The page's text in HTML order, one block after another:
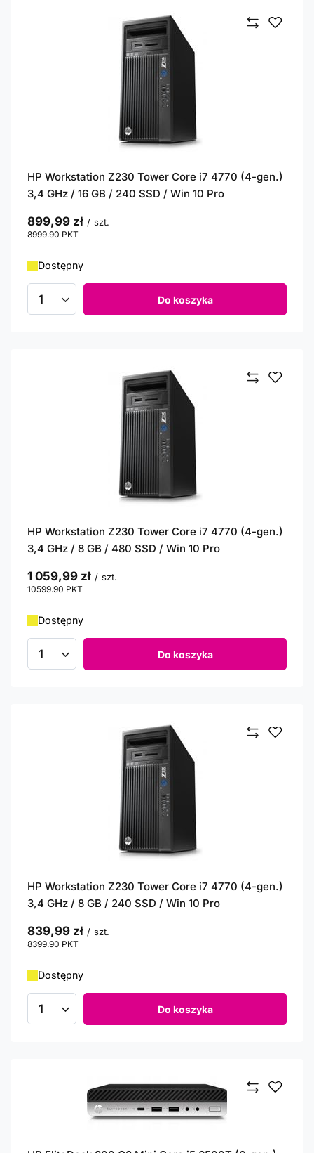
HP Workstation Z230 Tower Core i7 4770 (4-gen.)
3,4 GHz / 16 GB / 240 SSD / Win 10 Pro
899,99 zł / szt.
8999.90 PKT
Dostępny
Ilość produktów Do koszyka
HP Workstation Z230 Tower Core i7 4770 (4-gen.)
3,4 GHz / 8 GB / 480 SSD / Win 10 Pro
1 059,99 zł / szt.
10599.90 PKT
Dostępny
Ilość produktów Do koszyka
HP Workstation Z230 Tower Core i7 4770 (4-gen.)
3,4 GHz / 8 GB / 240 SSD / Win 10 Pro
839,99 zł / szt.
8399.90 PKT
Dostępny
Ilość produktów Do koszyka